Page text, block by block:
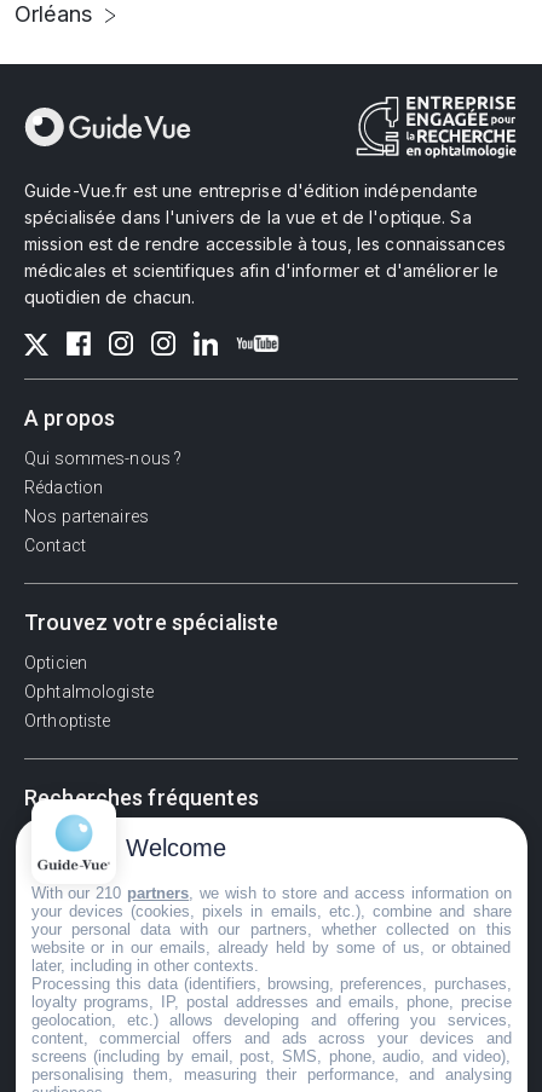
Orléans
Guide-Vue.fr est une entreprise d'édition indépendante
spécialisée dans l'univers de la vue et de l'optique. Sa
mission est de rendre accessible à tous, les connaissances
médicales et scientifiques afin d'informer et d'améliorer le
quotidien de chacun.
A propos
Qui sommes-nous ?
Rédaction
Nos partenaires
Contact
Trouvez votre spécialiste
Opticien
Ophtalmologiste
Orthoptiste
Recherches fréquentes
Pathologies adultes
Signes d'une urgence ophtalmologique
La vision
Acuité visuelle
Myosis / mydriase
Œdème oculaire
©GuideVue2024
Welcome
With our 210 partners , we wish to store and access information on
your devices (cookies, pixels in emails, etc.), combine and share
your personal data with our partners, whether collected on this
website or in our emails, already held by some of us, or obtained
later, including in other contexts.
Processing this data (identifiers, browsing, preferences, purchases,
loyalty programs, IP, postal addresses and emails, phone, precise
geolocation, etc.) allows developing and offering you services,
content, commercial offers and ads across your devices and
screens (including by email, post, SMS, phone, audio, and video),
personalising them, measuring their performance, and analysing